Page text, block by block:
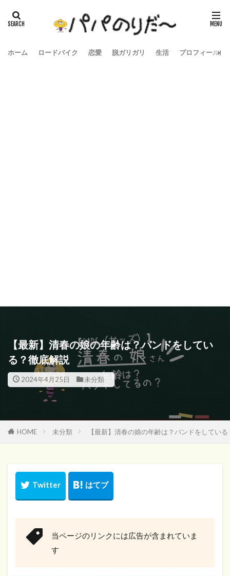
ホーム ロードバイク 恋愛 脱ガリガリ 生活 プロフィール
【最新】清春の娘の年齢は？バンドをしてい
る？徹底解説
2024年4月25日 未分類
HOME 未分類 【最新】清春の娘の年齢は？バンドをしてい
当ページのリンクには広告が含まれていま
す